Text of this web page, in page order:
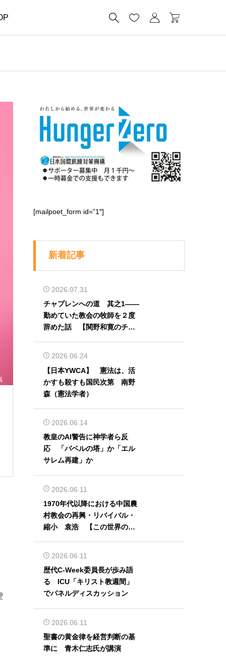
   
[mailpoet_form id=”1″]
新着記事
2026.07.31
チャプレンへの道 其之1――
勤めていた教会の牧師を２度
辞めた話 【関野和寛のチャ
2026.06.24
【日本YWCA】 憲法は、活
かすも殺すも国民次第 南野
森（憲法学者）
2026.06.14
教皇のAI警告に神学者ら反
応 「バベルの塔」か「エル
サレム再建」か
2026.06.11
1970年代以降における中国農
村教会の再興・リバイバル・
縮小 袁浩 【この世界の片
2026.06.11
歴代C-Week委員長が歩み語
る ICU「キリスト教週間」
でパネルディスカッション
2026.06.11
聖書の黄金律を経営判断の基
準に 青木仁志氏が講演